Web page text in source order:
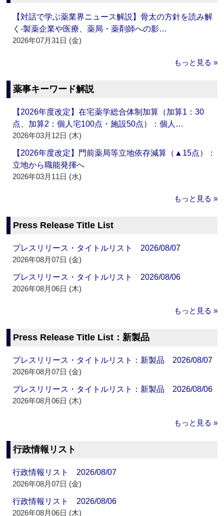
【対話で学ぶ薬業界ニュース解説】骨太の方針を読み解
く‐製薬企業や医療、薬局・薬剤師への影…
2026年07月31日 (金)
もっと見る »
薬事キーワード解説
【2026年度改定】在宅薬学総合体制加算（加算1：30
点、加算2：個人宅100点・施設50点）：個人…
2026年03月12日 (木)
【2026年度改定】門前薬局等立地依存減算（▲15点）：
立地から職能発揮へ
2026年03月11日 (水)
もっと見る »
Press Release Title List
プレスリリース・タイトルリスト 2026/08/07
2026年08月07日 (金)
プレスリリース・タイトルリスト 2026/08/06
2026年08月06日 (木)
もっと見る »
Press Release Title List：新製品
プレスリリース・タイトルリスト：新製品 2026/08/07
2026年08月07日 (金)
プレスリリース・タイトルリスト：新製品 2026/08/06
2026年08月06日 (木)
もっと見る »
行政情報リスト
行政情報リスト 2026/08/07
2026年08月07日 (金)
行政情報リスト 2026/08/06
2026年08月06日 (木)